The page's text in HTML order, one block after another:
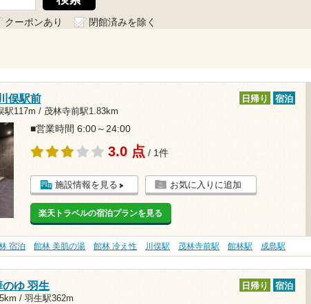
クーポンあり
閉館済みを除く
俣駅前
駅117m / 茂林寺前駅1.83km
日帰り 宿泊
■営業時間 6:00～24:00
3.0 点 / 1件
施設情報を見る お気に入りに追加
楽天トラベルの宿泊プランを見る
宿泊 館林 美肌の湯 館林 冷え性 川俣駅 茂林寺前駅 館林駅 成島駅
ゆ 羽生
/ 羽生駅362m
日帰り 宿泊